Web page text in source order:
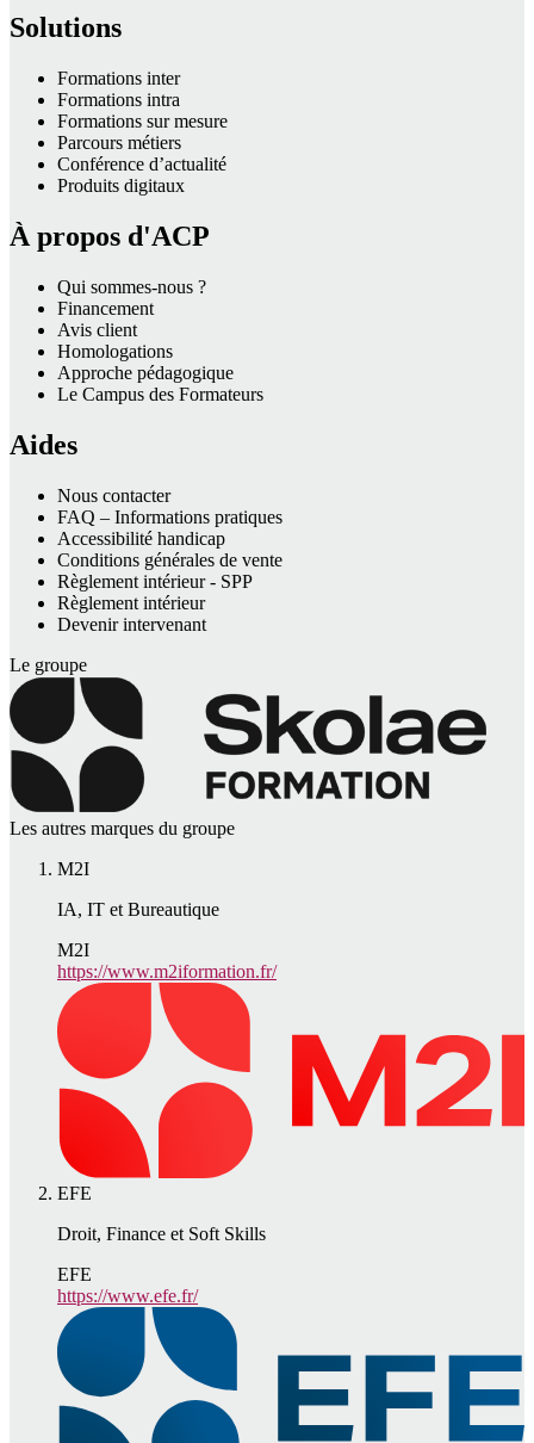
Solutions
Formations inter
Formations intra
Formations sur mesure
Parcours métiers
Conférence d’actualité
Produits digitaux
À propos d'ACP
Qui sommes-nous ?
Financement
Avis client
Homologations
Approche pédagogique
Le Campus des Formateurs
Aides
Nous contacter
FAQ – Informations pratiques
Accessibilité handicap
Conditions générales de vente
Règlement intérieur - SPP
Règlement intérieur
Devenir intervenant
Le groupe
Les autres marques du groupe
M2I
IA, IT et Bureautique
M2I
https://www.m2iformation.fr/
EFE
Droit, Finance et Soft Skills
EFE
https://www.efe.fr/